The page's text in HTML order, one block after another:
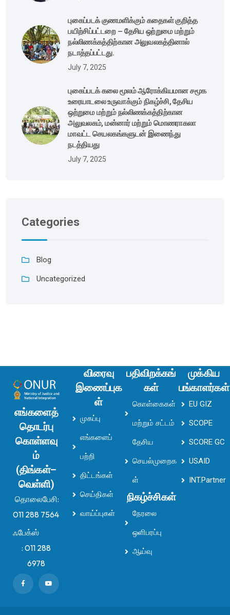
புகைப்படக் குணமளிக்கும் கதைகள் குறித்த
பயிற்சிப்பட்டறை – தேசிய ஒற்றுமை மற்றும்
நல்லிணக்கத்திற்கான அலுவலகத்தினால்
நடாத்தப்பட்டது.
July 7, 2025
புகைப்படக் கலை மூலம் ஆரோக்கியமான சமூக
உரையாடலை உருவாக்கும் நிகழ்ச்சி, தேசிய
ஒற்றுமை மற்றும் நல்லிணக்கத்திற்கான
அலுவலகம், மன்னார் மற்றும் மொணராகலா
மாவட்ட செயலகங்களுடன் இணைந்து
நடத்தியது
July 7, 2025
Categories
Blog
Uncategorized
எங்களைத்
தொடர்பு
கொள்ளவு
ம்
(திங்கள்–
வெள்ளி)
தொலைபேசி:
011 288 7564
ஃபேக்ஸ்
: 011 288
6978
விரைவு
இணைப்புக
ள்
முகப்பு
எங்களைப்
பற்றி
திட்டங்கள்
செய்திகள்
வாய்ப்புகள்
பதிவிறக்கங்
கள்
கொள்கைகள்
மற்றும் சட்டம்
தேசிய
செயல்முறைக
ள்
நிகழ்ச்சிகள்
நேரலை
ஒளிபரப்பு
ஆய்வு
முக்கிய
பங்காளர்கள்
EU GIZ
SCOPE
SCORE GC
USAID
INT.Partner